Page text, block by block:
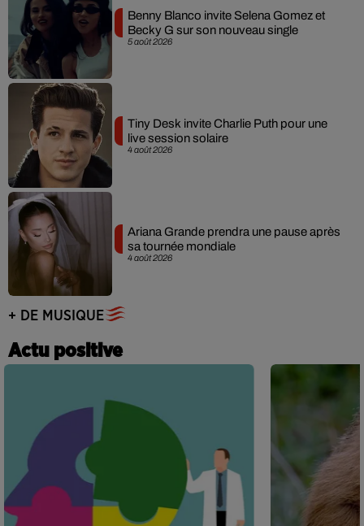
5 août 2026
Benny Blanco invite Selena Gomez et
Becky G sur son nouveau single
4 août 2026
Tiny Desk invite Charlie Puth pour une
live session solaire
4 août 2026
Ariana Grande prendra une pause après
sa tournée mondiale
+ DE MUSIQUE
Actu positive